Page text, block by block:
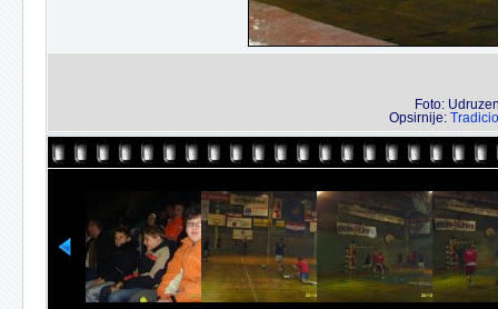
Foto:
Opsirnije: